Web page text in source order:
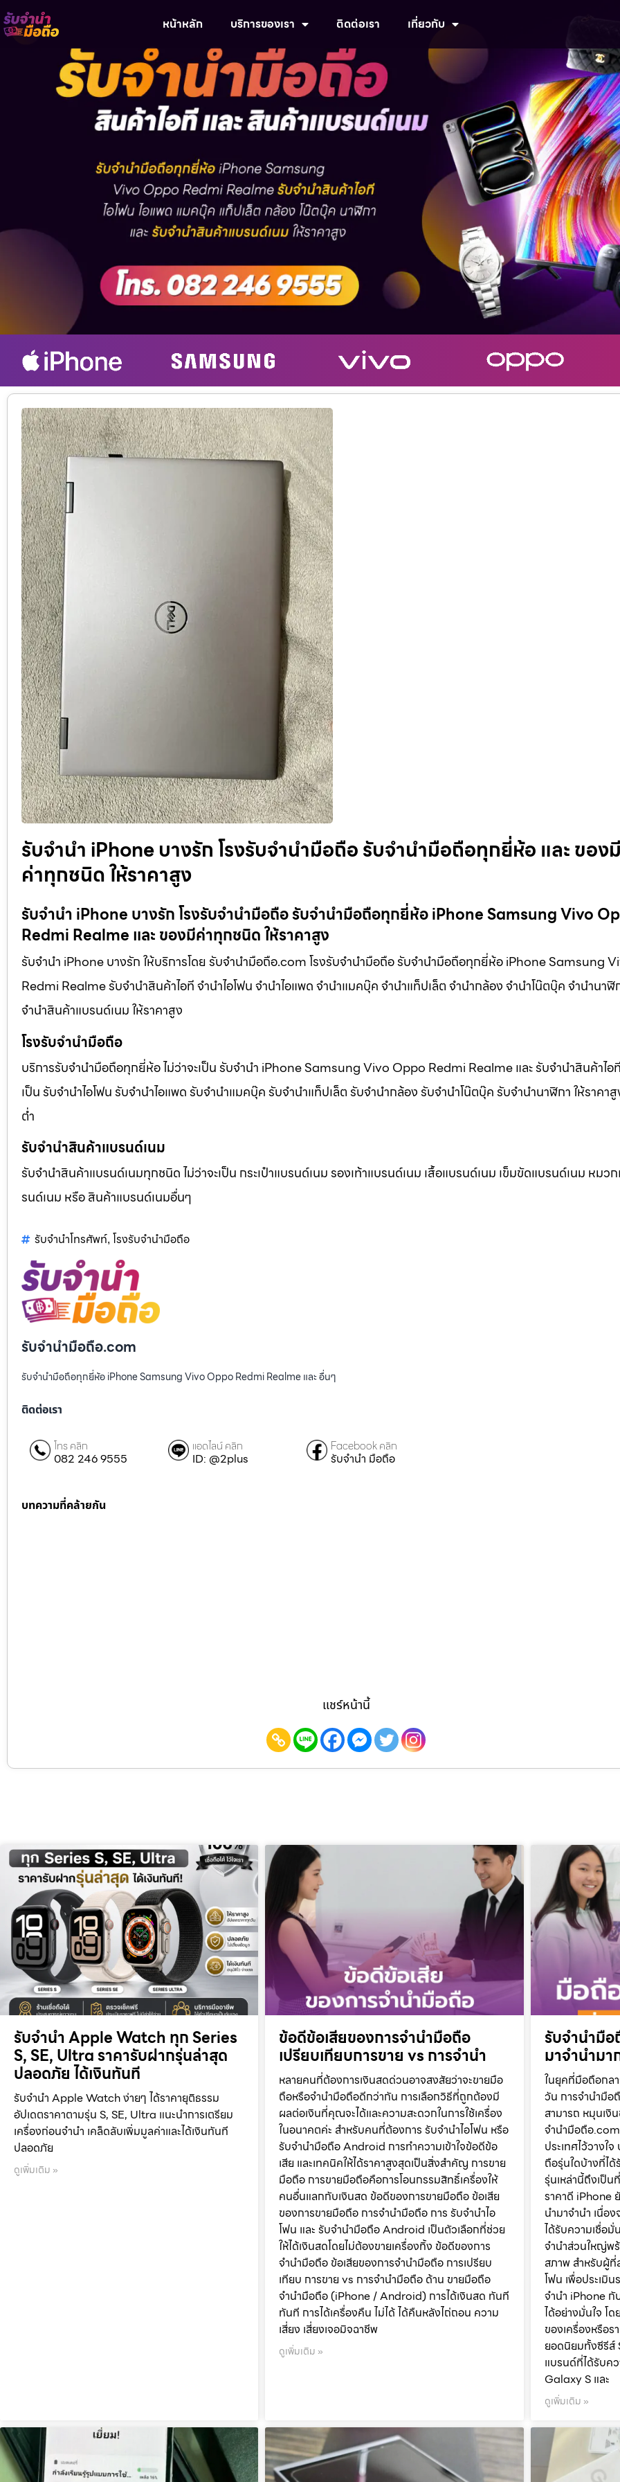
หน้าหลัก บริการของเรา ติดต่อเรา เกี่ยวกับ
รับจำนำ iPhone บางรัก โรงรับจำนำมือถือ รับจำนำมือถือทุกยี่ห้อ และ ของมี
ค่าทุกชนิด ให้ราคาสูง
รับจำนำ iPhone บางรัก โรงรับจำนำมือถือ รับจำนำมือถือทุกยี่ห้อ iPhone Samsung Vivo
Redmi Realme และ ของมีค่าทุกชนิด ให้ราคาสูง
รับจำนำ iPhone บางรัก ให้บริการโดย รับจํานํามือถือ.com โรงรับจำนำมือถือ รับจำนำมือถือทุกยี่ห้อ iPhone Samsung
Redmi Realme รับจำนำสินค้าไอที จำนำไอโฟน จำนำไอแพด จำนำแมคบุ๊ค จำนำแท็ปเล็ต จำนำกล้อง จำนำโน๊ตบุ๊ค จำนำนาฬิ
จำนำสินค้าแบรนด์เนม ให้ราคาสูง
โรงรับจำนำมือถือ
บริการรับจำนำมือถือทุกยี่ห้อ ไม่ว่าจะเป็น รับจำนำ iPhone Samsung Vivo Oppo Redmi Realme และ รับจำนำสินค้าไอที
เป็น รับจำนำไอโฟน รับจำนำไอแพด รับจำนำแมคบุ๊ค รับจำนำแท็ปเล็ต รับจำนำกล้อง รับจำนำโน๊ตบุ๊ค รับจำนำนาฬิกา ให้ราคา
ต่ำ
รับจำนำสินค้าแบรนด์เนม
รับจำนำสินค้าแบรนด์เนมทุกชนิด ไม่ว่าจะเป็น กระเป๋าแบรนด์เนม รองเท้าแบรนด์เนม เสื้อแบรนด์เนม เข็มขัดแบรนด์เนม หมว
รนด์เนม หรือ สินค้าแบรนด์เนมอื่นๆ
รับจำนำโทรศัพท์, โรงรับจำนำมือถือ
รับจํานํามือถือ.com
รับจำนำมือถือทุกยี่ห้อ iPhone Samsung Vivo Oppo Redmi Realme และ อื่นๆ
ติดต่อเรา
โทร คลิก
082 246 9555
แอดไลน์ คลิก
ID: @2plus
Facebook คลิก
รับจำนำ มือถือ
บทความที่คล้ายกัน
แชร์หน้านี้
รับจำนำ Apple Watch ทุก Series
S, SE, Ultra ราคารับฝากรุ่นล่าสุด
ปลอดภัย ได้เงินทันที
รับจำนำ Apple Watch ง่ายๆ ได้ราคายุติธรรม
อัปเดตราคาตามรุ่น S, SE, Ultra แนะนำการเตรียม
เครื่องก่อนจำนำ เคล็ดลับเพิ่มมูลค่าและได้เงินทันที
ปลอดภัย
ดูเพิ่มเติม »
ข้อดีข้อเสียของการจำนำมือถือ
เปรียบเทียบการขาย vs การจำนำ
หลายคนที่ต้องการเงินสดด่วนอาจสงสัยว่าจะขายมือ
ถือหรือจำนำมือถือดีกว่ากัน การเลือกวิธีที่ถูกต้องมี
ผลต่อเงินที่คุณจะได้และความสะดวกในการใช้เครื่อง
ในอนาคตค่ะ สำหรับคนที่ต้องการ รับจำนำไอโฟน หรือ
รับจำนำมือถือ Android การทำความเข้าใจข้อดีข้อ
เสีย และเทคนิคให้ได้ราคาสูงสุดเป็นสิ่งสำคัญ การขาย
มือถือ การขายมือถือคือการโอนกรรมสิทธิ์เครื่องให้
คนอื่นแลกกับเงินสด ข้อดีของการขายมือถือ ข้อเสีย
ของการขายมือถือ การจำนำมือถือ การ รับจำนำไอ
โฟน และ รับจำนำมือถือ Android เป็นตัวเลือกที่ช่วย
ให้ได้เงินสดโดยไม่ต้องขายเครื่องทิ้ง ข้อดีของการ
จำนำมือถือ ข้อเสียของการจำนำมือถือ การเปรียบ
เทียบ การขาย vs การจำนำมือถือ ด้าน ขายมือถือ
จำนำมือถือ (iPhone / Android) การได้เงินสด ทันที
ทันที การได้เครื่องคืน ไม่ได้ ได้คืนหลังไถ่ถอน ความ
เสี่ยง เสี่ยงเจอมิจฉาชีพ
ดูเพิ่มเติม »
รับจำนำมื
มาจำนำม
ในยุคที่มือถือกล
วัน การจำนำมือ
สามารถ หมุนเงิ
จำนำมือถือ
ประเทศไว้วาง
ถือรุ่นใดบ้างที่ได้
รุ่นเหล่านี้ถึงเป็
ราคาดี iPhone
นำมาจำนำ เนื่อ
ได้รับความเชื่อมั่
จำนำส่วนใหญ่พ
สภาพ สำหรับผู้ที่
โฟน เพื่อประเมิ
จำนำ iPhone กั
ได้อย่างมั่นใจ โ
ของเครื่องหรือ
ยอดนิยมทั้งซีรีส์
แบรนด์ที่ได้รับค
Galaxy S และ
ดูเพิ่มเติม »